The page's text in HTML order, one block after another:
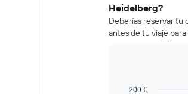
Heidelberg?
Deberías reservar tu
antes de tu viaje
Line
Chart
200 €